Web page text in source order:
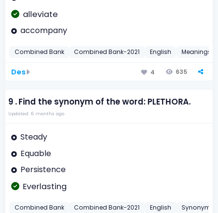
alleviate
accompany
Combined Bank Combined Bank-2021 English Meanings
Des 4 635
9 .Find the synonym of the word: PLETHORA.
Updated: 6 months ago
Steady
Equable
Persistence
Everlasting
Combined Bank Combined Bank-2021 English Synonyms